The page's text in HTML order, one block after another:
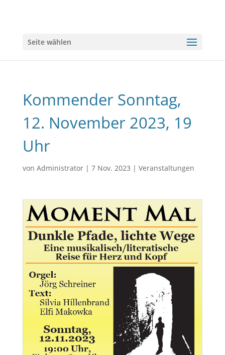
Seite wählen
Kommender Sonntag,
12. November 2023, 19
Uhr
von Administrator| 7 Nov. 2023 | Veranstaltungen